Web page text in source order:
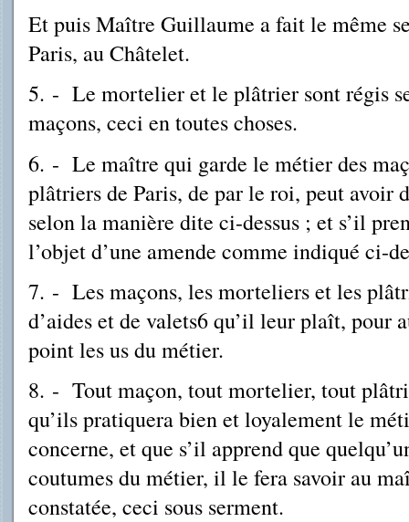
Et puis Maître Guil­lau­me a fait le même
Paris, au Châtelet.
5. - Le mortelier et le plâtrier sont régis
maçons, ceci en toutes choses.
6. - Le maître qui garde le métier des
plâtriers de Paris, de par le roi, peut avoir
selon la manière dite ci-dessus ; et s’il
l’objet d’une amende comme indiqué ci-
7. - Les maçons, les morteliers et les
d’aides et de valets6 qu’il leur plaît, pour
point les us du métier.
8. - Tout maçon, tout mortelier, tout
qu’ils pratiquera bien et loyalement le
concerne, et que s’il apprend que
coutumes du métier, il le fera savoir au
constatée, ceci sous serment.